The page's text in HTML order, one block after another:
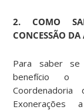
2. COMO
CONCESSÃO
Para saber
benefício o